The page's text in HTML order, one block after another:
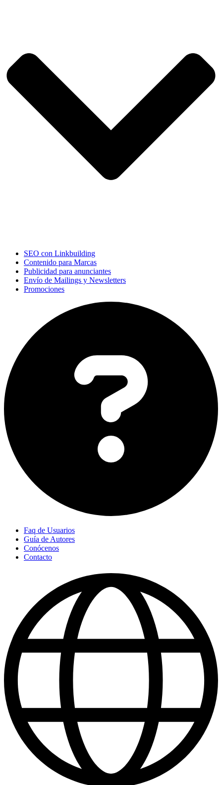
SEO con Linkbuilding
Contenido para Marcas
Publicidad para anunciantes
Envío de Mailings y Newsletters
Promociones
Faq de Usuarios
Guía de Autores
Conócenos
Contacto